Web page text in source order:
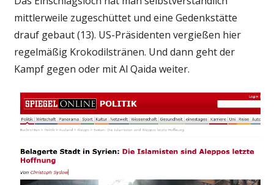
mittlerweile zugeschüttet und eine Gedenkstätte
drauf gebaut (13). US-Präsidenten vergießen hier
regelmäßig Krokodilstränen. Und dann geht der
Kampf gegen oder mit Al Qaida weiter.